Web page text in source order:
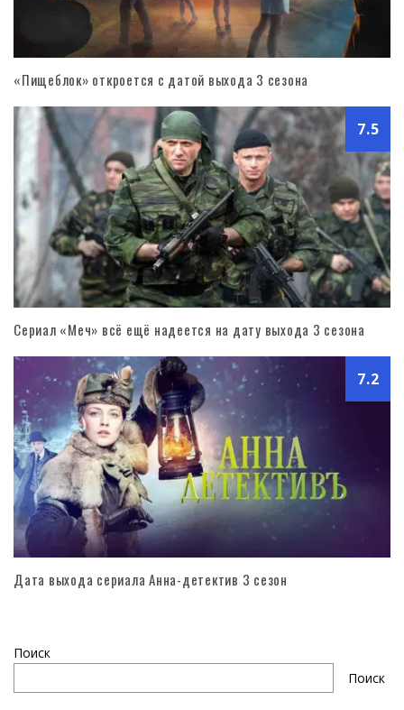
«Пищеблок» откроется с датой выхода 3 сезона
7.5
Сериал «Меч» всё ещё надеется на дату выхода 3 сезона
7.2
Дата выхода сериала Анна-детектив 3 сезон
Поиск
Поиск